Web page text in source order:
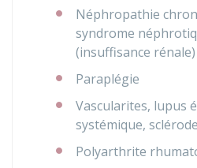
Néphropathie
syndrome
(insuffisance rénale)
Paraplégie
Vascularites, lupus
systémique,
Polyarthrite